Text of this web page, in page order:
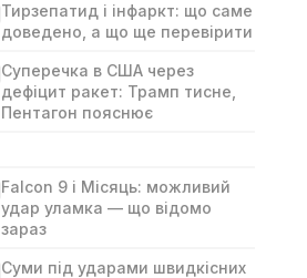
Тирзепатид і інфаркт: що саме
доведено, а що ще перевірити
Суперечка в США через
дефіцит ракет: Трамп тисне,
Пентагон пояснює
Falcon 9 і Місяць: можливий
удар уламка — що відомо
зараз
Суми під ударами швидкісних